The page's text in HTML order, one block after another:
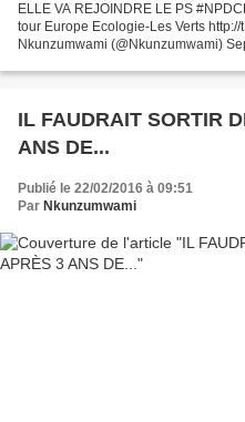
ELLE VA REJOINDRE LE PS
tour Europe Ecologie-Les Verts
Nkunzumwami (@Nkunzumwami)
IL FAUDRAIT SORTIR
ANS DE...
Publié le 22/02/2016 à 09:51
Par Nkunzumwami